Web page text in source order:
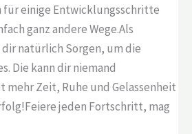
für einige Entwicklungsschritte
ganz andere Wege.Als
natürlich Sorgen, um die
Die kann dir niemand
mehr Zeit, Ruhe und Gelassenheit
jeden Fortschritt, mag